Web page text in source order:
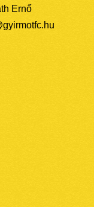
Ernő